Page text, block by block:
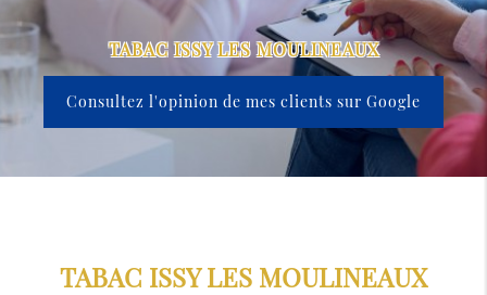
TABAC ISSY LES MOULINEAUX
Consultez l'opinion de mes clients sur Google
TABAC ISSY LES MOULINEAUX